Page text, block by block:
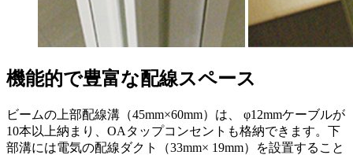
機能的で豊富な配線スペース
ビームの上部配線溝（45mm×60mm）は、 φ12mmケーブルが
10本以上納まり、OAタップコンセントも格納できます。下
部溝には電気の配線ダクト（33mm× 19mm）を設置すること